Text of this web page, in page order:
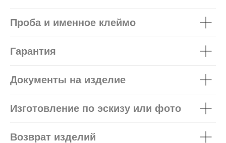
Проба и именное клеймо
Гарантия
Документы на изделие
Изготовление по эскизу или фото
Возврат изделий